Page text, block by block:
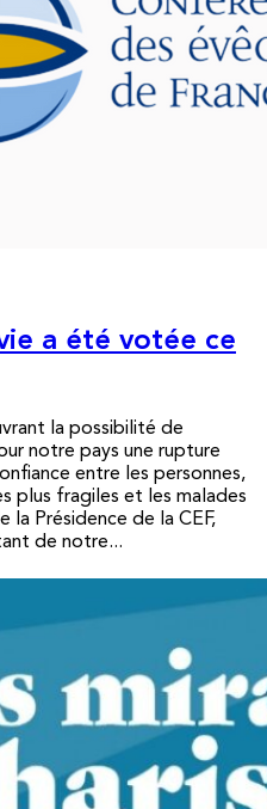
a été votée ce
la possibilité de
notre pays une rupture
entre les personnes,
plus fragiles et les malades
la Présidence de la CEF,
de notre...